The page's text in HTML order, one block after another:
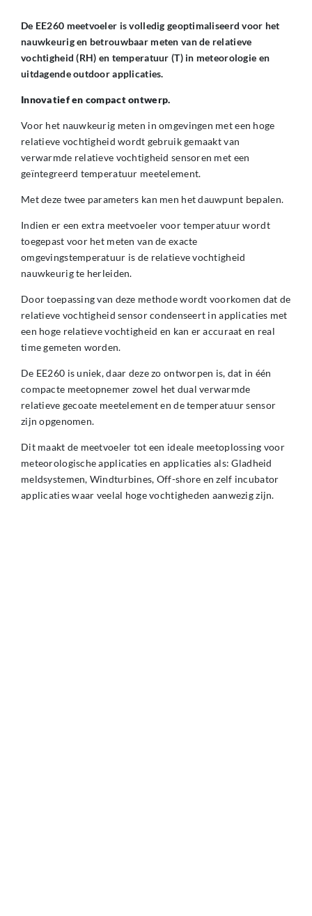
De EE260 meetvoeler is volledig geoptimaliseerd voor het
nauwkeurig en betrouwbaar meten van de relatieve
vochtigheid (RH) en temperatuur (T) in meteorologie en
uitdagende outdoor applicaties.
Innovatief en compact ontwerp.
Voor het nauwkeurig meten in omgevingen met een hoge
relatieve vochtigheid wordt gebruik gemaakt van
verwarmde relatieve vochtigheid sensoren met een
geïntegreerd temperatuur meetelement.
Met deze twee parameters kan men het dauwpunt bepalen.
Indien er een extra meetvoeler voor temperatuur wordt
toegepast voor het meten van de exacte
omgevingstemperatuur is de relatieve vochtigheid
nauwkeurig te herleiden.
Door toepassing van deze methode wordt voorkomen dat de
relatieve vochtigheid sensor condenseert in applicaties met
een hoge relatieve vochtigheid en kan er accuraat en real
time gemeten worden.
De EE260 is uniek, daar deze zo ontworpen is, dat in één
compacte meetopnemer zowel het dual verwarmde
relatieve gecoate meetelement en de temperatuur sensor
zijn opgenomen.
Dit maakt de meetvoeler tot een ideale meetoplossing voor
meteorologische applicaties en applicaties als: Gladheid
meldsystemen, Windturbines, Off-shore en zelf incubator
applicaties waar veelal hoge vochtigheden aanwezig zijn.